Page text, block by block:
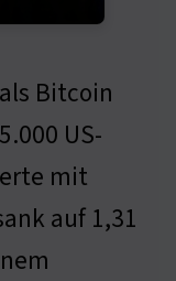
Bitcoin
US-
mit
auf 1,31